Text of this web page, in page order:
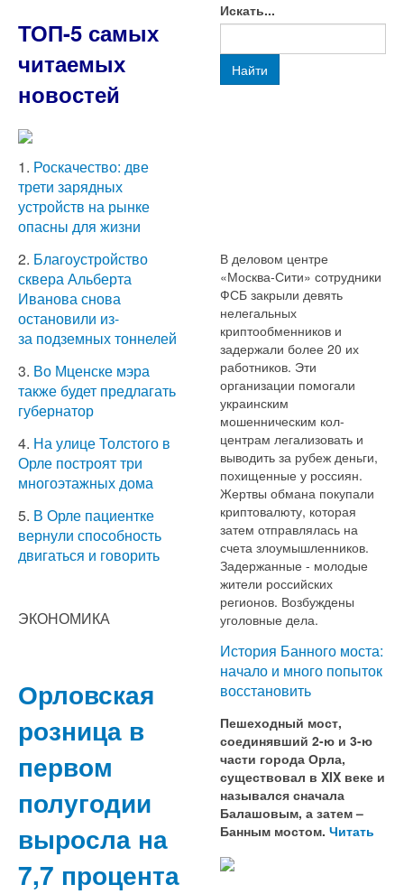
ТОП-5 самых
читаемых
новостей
1. Роскачество: две
трети зарядных
устройств на рынке
опасны для жизни
2. Благоустройство
сквера Альберта
Иванова снова
остановили из-
за подземных тоннелей
3. Во Мценске мэра
также будет предлагать
губернатор
4. На улице Толстого в
Орле построят три
многоэтажных дома
5. В Орле пациентке
вернули способность
двигаться и говорить
ЭКОНОМИКА
Орловская
розница в
первом
полугодии
выросла на
7,7 процента
Искать...
Найти
В деловом центре
«Москва-Сити» сотрудники
ФСБ закрыли девять
нелегальных
криптообменников и
задержали более 20 их
работников. Эти
организации помогали
украинским
мошенническим кол-
центрам легализовать и
выводить за рубеж деньги,
похищенные у россиян.
Жертвы обмана покупали
криптовалюту, которая
затем отправлялась на
счета злоумышленников.
Задержанные - молодые
жители российских
регионов. Возбуждены
уголовные дела.
История Банного моста:
начало и много попыток
восстановить
Пешеходный мост,
соединявший 2-ю и 3-ю
части города Орла,
существовал в XIX веке и
назывался сначала
Балашовым, а затем –
Банным мостом. Читать